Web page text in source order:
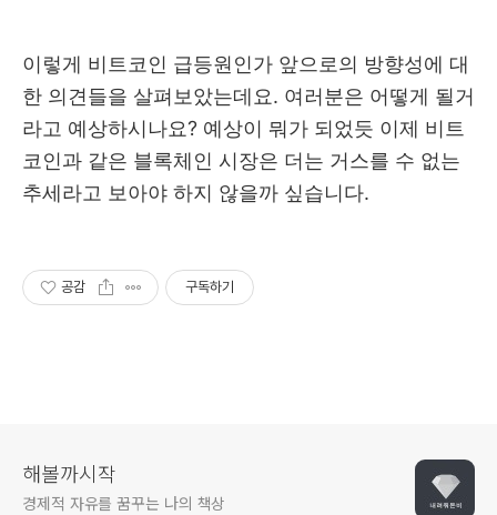
이렇게 비트코인 급등원인가 앞으로의 방향성에 대
한 의견들을 살펴보았는데요. 여러분은 어떻게 될거
라고 예상하시나요? 예상이 뭐가 되었듯 이제 비트
코인과 같은 블록체인 시장은 더는 거스를 수 없는
추세라고 보아야 하지 않을까 싶습니다.
공감 구독하기
해볼까시작
경제적 자유를 꿈꾸는 나의 책상